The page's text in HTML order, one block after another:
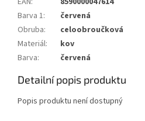
Barva 1:
červená
Obruba:
celoobroučková
Materiál:
kov
Barva: červená
Detailní popis produktu
Popis produktu není dostupný